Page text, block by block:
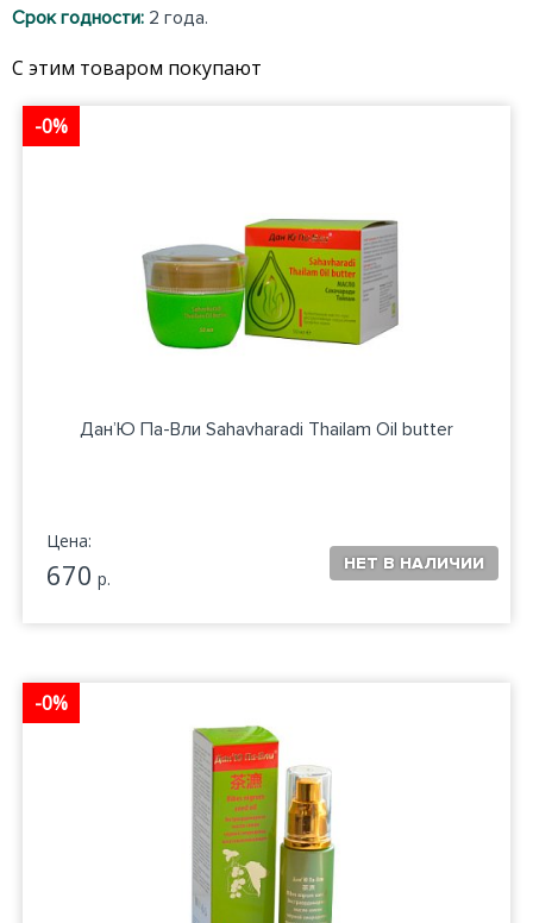
Срок годности: 2 года.
С этим товаром покупают
-0%
Дан’Ю Па-Вли Sahavharadi Thailam Oil butter
Цена:
670 р.
-0%